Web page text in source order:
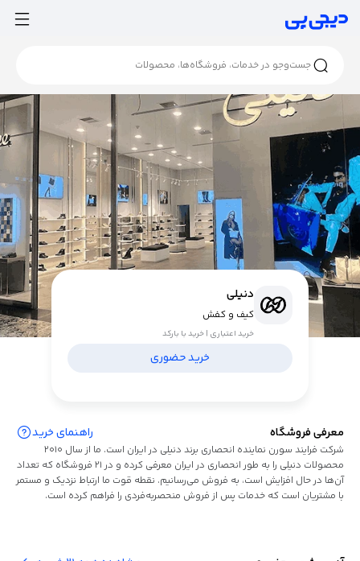
دنیلی
کیف و کفش
خرید اعتباری | خرید با بارکد
خرید حضوری
معرفی فروشگاه راهنمای خرید
شرکت فرایند سورن نماینده انحصاری برند دنیلی در ایران است. ما از سال ۲۰۱۰
محصولات دنیلی را به طور انحصاری در ایران معرفی کرده و در ۲۱ فروشگاه که تعداد
آن‌ها در حال افزایش است، به فروش می‌رسانیم. نقطه قوت ما ارتباط نزدیک و مستمر
با مشتریان است که خدمات پس از فروش منحصربه‌فردی را فراهم کرده است.